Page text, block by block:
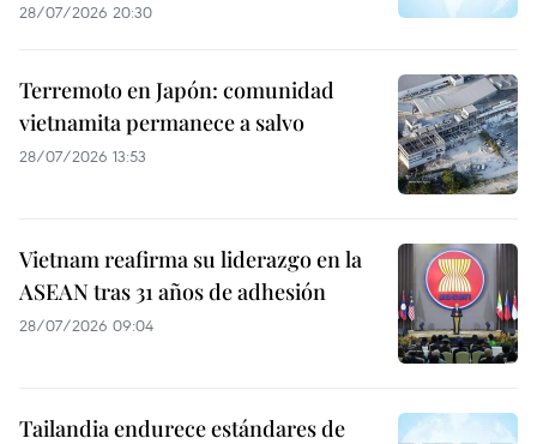
28/07/2026 20:30
Terremoto en Japón: comunidad
vietnamita permanece a salvo
28/07/2026 13:53
Vietnam reafirma su liderazgo en la
ASEAN tras 31 años de adhesión
28/07/2026 09:04
Tailandia endurece estándares de